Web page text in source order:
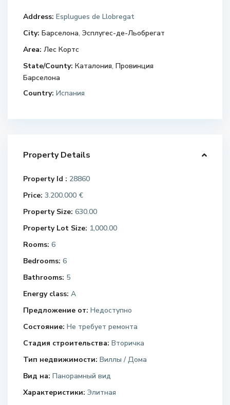
Address: Esplugues de Llobregat
City: Барселона,Эсплугес-де-Льобрегат
Area: Лес Кортс
State/County: Каталония,Провинция
Барселона
Country: Испания
Property Details
Property Id : 28860
Price: 3.200.000 €
Property Size: 630.00
Property Lot Size: 1,000.00
Rooms: 6
Bedrooms: 6
Bathrooms: 5
Energy class: A
Предложение от: Недоступно
Состояние: Не требует ремонта
Стадия строительства: Вторичка
Тип недвижимости: Виллы / Дома
Вид на: Панорамный вид
Характеристики: Элитная